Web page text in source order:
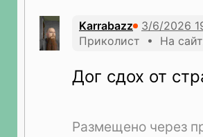
Karrabazz
Приколист • На
Дог сдох от
Размещено через